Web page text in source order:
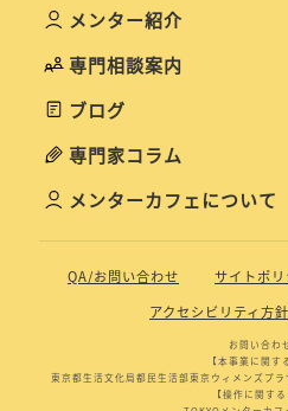
メンター紹介
専門相談案内
ブログ
専門家コラム
メンターカフェについて
QA/お問い合わせ サイトポリ
アクセシビリティ方針
お問い合わ
【本事業に関す
東京都生活文化局都民生活部東京ウィメンズプ
【操作に関する